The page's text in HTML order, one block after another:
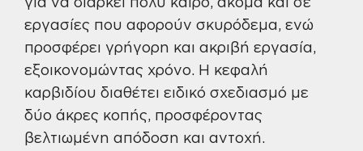
εργασίες που αφορούν σκυρόδεμα, ενώ
προσφέρει γρήγορη και ακριβή εργασία,
εξοικονομώντας χρόνο. Η κεφαλή
καρβιδίου διαθέτει ειδικό σχεδιασμό με
δύο άκρες κοπής, προσφέροντας
βελτιωμένη απόδοση και αντοχή.